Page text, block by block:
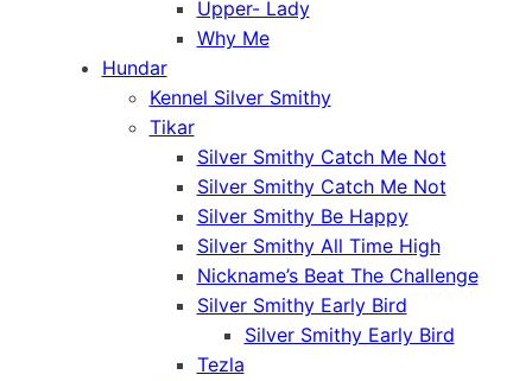
Upper- Lady
Why Me
Hundar
Kennel Silver Smithy
Tikar
Silver Smithy Catch Me Not
Silver Smithy Catch Me Not
Silver Smithy Be Happy
Silver Smithy All Time High
Nickname’s Beat The Challenge
Silver Smithy Early Bird
Silver Smithy Early Bird
Tezla